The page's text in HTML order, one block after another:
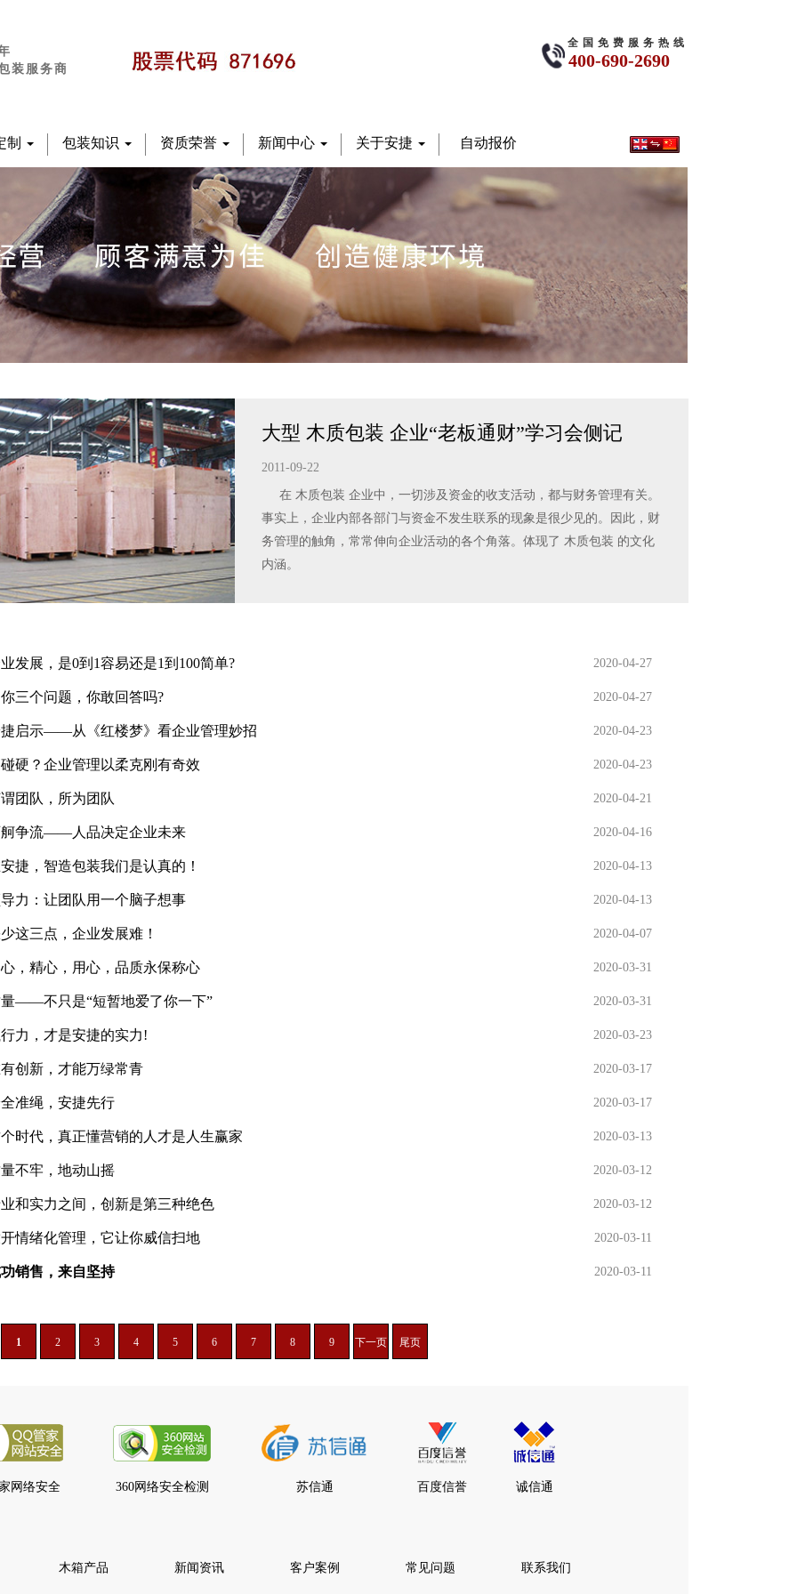
装服务商
全国免费服务热线
400-690-2690
制 包装知识 资质荣誉 新闻中心 关于安捷 自动报价
大型 木质包装 企业“老板通财”学习会侧记
2011-09-22
在 木质包装 企业中，一切涉及资金的收支活动，都与财务管理有关。
事实上，企业内部各部门与资金不发生联系的现象是很少见的。因此，财
务管理的触角，常常伸向企业活动的各个角落。体现了 木质包装 的文化
内涵。
发展，是0到1容易还是1到100简单? 2020-04-27
三个问题，你敢回答吗? 2020-04-27
启示——从《红楼梦》看企业管理妙招 2020-04-23
硬？企业管理以柔克刚有奇效 2020-04-23
团队，所为团队 2020-04-21
争流——人品决定企业未来 2020-04-16
捷，智造包装我们是认真的！ 2020-04-13
力：让团队用一个脑子想事 2020-04-13
这三点，企业发展难！ 2020-04-07
，精心，用心，品质永保称心 2020-03-31
——不只是“短暂地爱了你一下” 2020-03-31
力，才是安捷的实力! 2020-03-23
创新，才能万绿常青 2020-03-17
准绳，安捷先行 2020-03-17
时代，真正懂营销的人才是人生赢家 2020-03-13
不牢，地动山摇 2020-03-12
和实力之间，创新是第三种绝色 2020-03-12
情绪化管理，它让你威信扫地 2020-03-11
销售，来自坚持 2020-03-11
1 2 3 4 5 6 7 8 9 下一页 尾页
网络安全 360网络安全检测 苏信通 百度信誉 诚信通
木箱产品 新闻资讯 客户案例 常见问题 联系我们